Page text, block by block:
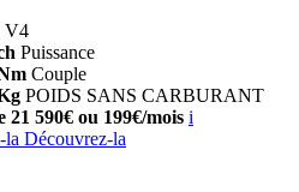
V4
Puissance
Couple
POIDS SANS CARBURANT
590€ ou 199€/mois i
la Découvrez-la